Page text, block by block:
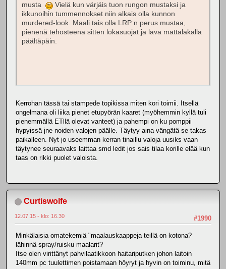
musta
Vielä kun värjäis tuon rungon mustaksi ja
ikkunoihin tummennokset niin alkais olla kunnon
murdered-look. Maali tais olla LRP:n perus mustaa,
pienenä tehosteena sitten lokasuojat ja lava mattalakalla
päältäpäin.
Kerrohan tässä tai stampede topikissa miten kori toimii. Itsellä
ongelmana oli liika pienet etupyörän kaaret (myöhemmin kyllä tuli
pienemmällä ETllä olevat vanteet) ja pahempi on ku pomppii
hypyissä jne noiden valojen päälle. Täytyy aina vängätä se takas
paikalleen. Nyt jo useemman kerran tinaillu valoja uusiks vaan
täytynee seuraavaks laittaa smd ledit jos sais tilaa korille elää kun
taas on rikki puolet valoista.
Curtiswolfe
#1990
12.07.15 - klo: 16.30
Minkälaisia omatekemiä "maalauskaappeja teillä on kotona?
lähinnä spray/ruisku maalarit?
Itse olen virittänyt pahvilaatikkoon haitariputken johon laitoin
140mm pc tuulettimen poistamaan höyryt ja hyvin on toiminu, mitä